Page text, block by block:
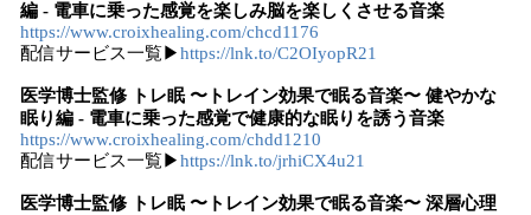
編 - 電車に乗った感覚を楽しみ脳を楽しくさせる音楽
https://www.croixhealing.com/chcd1176
配信サービス⼀覧▶https://lnk.to/C2OIyopR21
医学博士監修 トレ眠 〜トレイン効果で眠る音楽〜 健やかな
眠り編 - 電車に乗った感覚で健康的な眠りを誘う音楽
https://www.croixhealing.com/chdd1210
配信サービス⼀覧▶https://lnk.to/jrhiCX4u21
医学博士監修 トレ眠 〜トレイン効果で眠る音楽〜 深層心理